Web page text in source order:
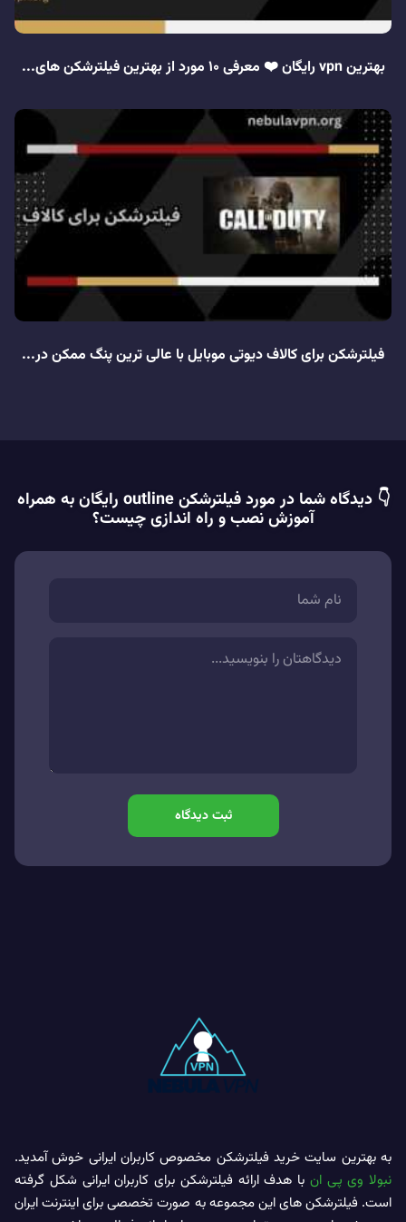
بهترین vpn رایگان ❤️ معرفی 10 مورد از بهترین فیلترشکن های...
فیلترشکن برای کالاف دیوتی موبایل با عالی ترین پنگ ممکن در...
👇 دیدگاه شما در مورد فیلترشکن outline رایگان به همراه
آموزش نصب و راه اندازی چیست؟
ثبت دیدگاه
به بهترین سایت خرید فیلترشکن مخصوص کاربران ایرانی خوش آمدید.
نبولا وی پی ان با هدف ارائه فیلترشکن برای کاربران ایرانی شکل گرفته
است. فیلترشکن های این مجموعه به صورت تخصصی برای اینترنت ایران